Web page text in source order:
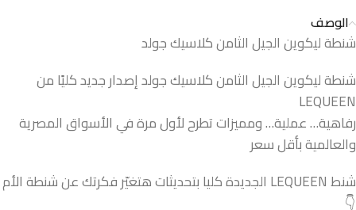
الوصف
شنطة ليكوين الجيل الثامن كلاسيك جولد
شنطة ليكوين الجيل الثامن كلاسيك جولد إصدار جديد كليًا من
LEQUEEN
رفاهية… عملية… ومميزات تطرح لأول مرة في الأسواق المصرية
والعالمية بأقل سعر
شنط LEQUEEN الجديدة كليا بتحديثات هتغيّر فكرتك عن شنطة الأم
👇